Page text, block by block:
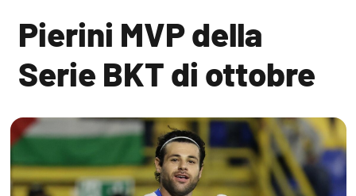
Pierini MVP della
Serie BKT di ottobre